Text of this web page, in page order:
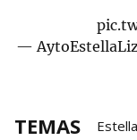
—
TEMAS Estella